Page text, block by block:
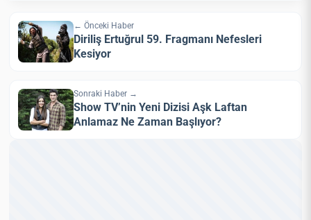
← Önceki Haber
Diriliş Ertuğrul 59. Fragmanı Nefesleri
Kesiyor
Sonraki Haber →
Show TV’nin Yeni Dizisi Aşk Laftan
Anlamaz Ne Zaman Başlıyor?